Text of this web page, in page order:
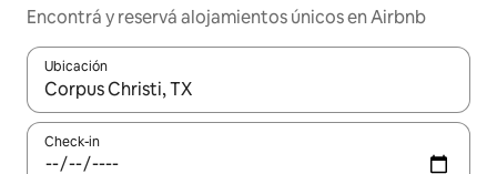
Encontrá y reservá alojamientos únicos en Airbnb
Ubicación
Cuando los resultados estén disponibles, navegá con las
Check-in